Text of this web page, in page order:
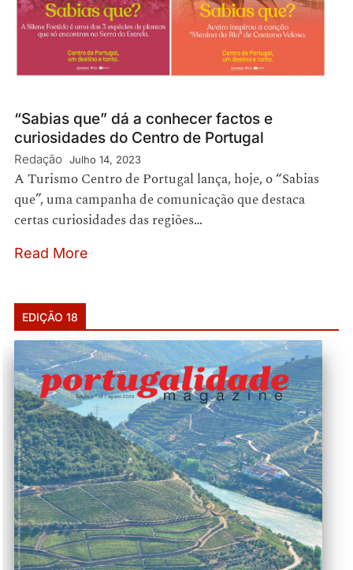
“Sabias que” dá a conhecer factos e
curiosidades do Centro de Portugal
Redação Julho 14, 2023
A Turismo Centro de Portugal lança, hoje, o “Sabias
que”, uma campanha de comunicação que destaca
certas curiosidades das regiões…
Read More
EDIÇÃO 18